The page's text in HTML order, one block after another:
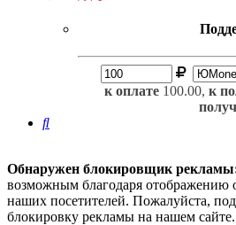
к оплате 100.00, к
Поиск
Обнаружен блокировщик
возможным благодаря отображению
наших посетителей. Пожалуйста,
блокировку рекламы на нашем